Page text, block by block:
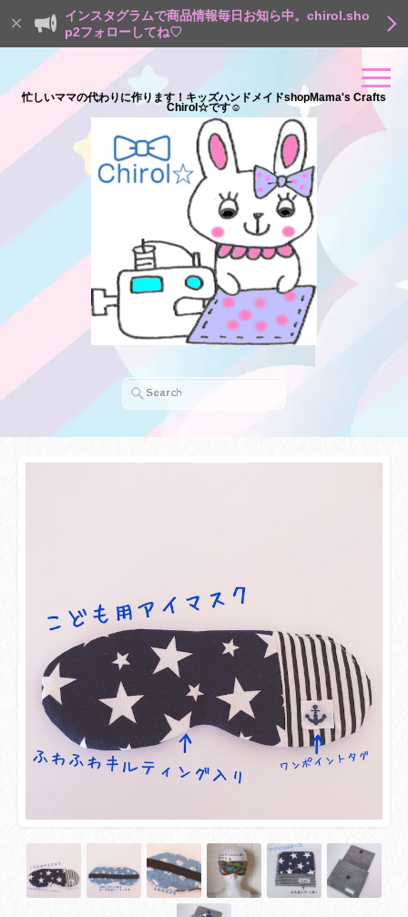
インスタグラムで商品情報毎日お知ら中。chirol.sho
p2フォローしてね♡
忙しいママの代わりに作ります！キッズハンドメイドshopMama's Crafts
Chirol☆です☺